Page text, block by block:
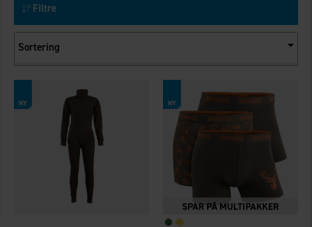
Filtre
Sortering